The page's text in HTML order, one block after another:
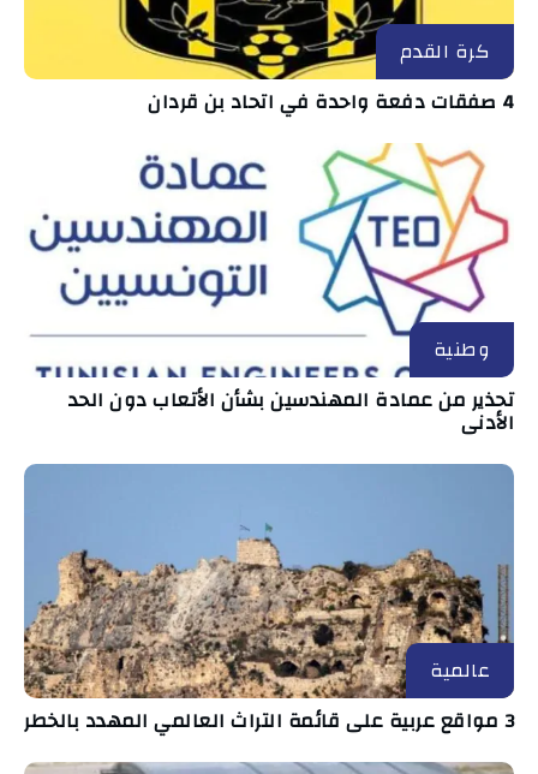
كرة القدم
4 صفقات دفعة واحدة في اتحاد بن قردان
وطنية
تحذير من عمادة المهندسين بشأن الأتعاب دون الحد
الأدنى
عالمية
3 مواقع عربية على قائمة التراث العالمي المهدد بالخطر